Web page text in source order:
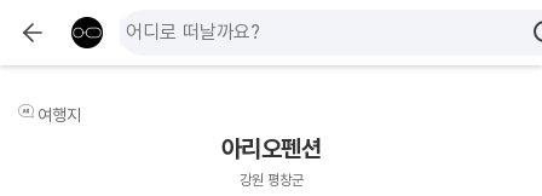
여행지
아리오펜션
강원 평창군